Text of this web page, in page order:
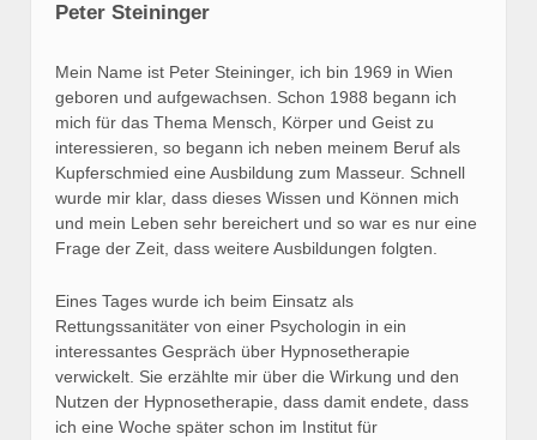
Peter Steininger
Mein Name ist Peter Steininger, ich bin 1969 in Wien
geboren und aufgewachsen. Schon 1988 begann ich
mich für das Thema Mensch, Körper und Geist zu
interessieren, so begann ich neben meinem Beruf als
Kupferschmied eine Ausbildung zum Masseur. Schnell
wurde mir klar, dass dieses Wissen und Können mich
und mein Leben sehr bereichert und so war es nur eine
Frage der Zeit, dass weitere Ausbildungen folgten.
Eines Tages wurde ich beim Einsatz als
Rettungssanitäter von einer Psychologin in ein
interessantes Gespräch über Hypnosetherapie
verwickelt. Sie erzählte mir über die Wirkung und den
Nutzen der Hypnosetherapie, dass damit endete, dass
ich eine Woche später schon im Institut für